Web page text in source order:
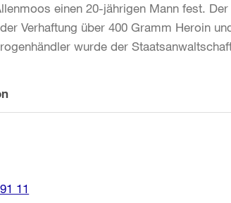
einen 20-jährigen Mann fest.
Verhaftung über 400 Gramm Heroin
wurde der
11